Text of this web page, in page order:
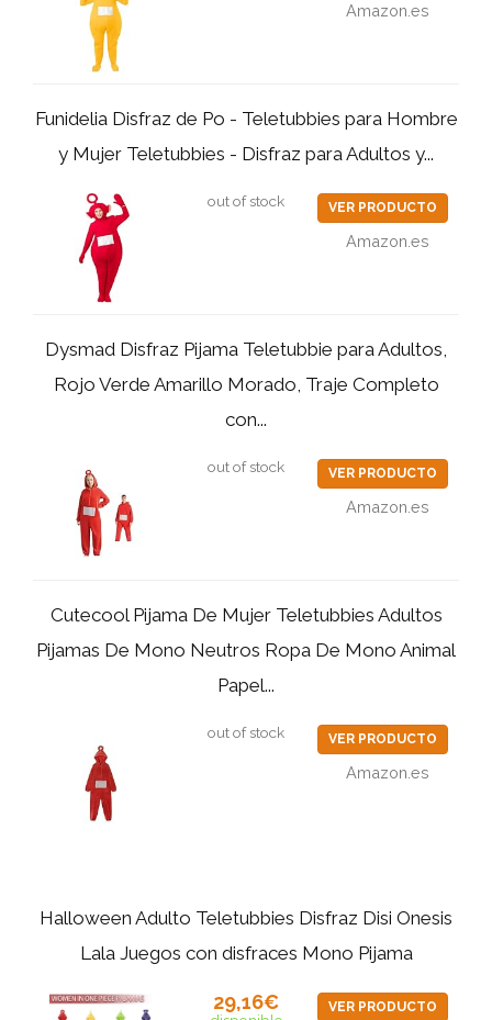
Amazon.es
Funidelia Disfraz de Po - Teletubbies para Hombre
y Mujer Teletubbies - Disfraz para Adultos y...
out of stock VER PRODUCTO
Amazon.es
Dysmad Disfraz Pijama Teletubbie para Adultos,
Rojo Verde Amarillo Morado, Traje Completo
con...
out of stock VER PRODUCTO
Amazon.es
Cutecool Pijama De Mujer Teletubbies Adultos
Pijamas De Mono Neutros Ropa De Mono Animal
Papel...
out of stock VER PRODUCTO
Amazon.es
Halloween Adulto Teletubbies Disfraz Disi Onesis
Lala Juegos con disfraces Mono Pijama
29,16€ VER PRODUCTO